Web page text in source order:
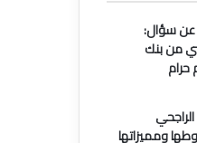
عن سؤال:
من بنك
حرام
ومميزاتها